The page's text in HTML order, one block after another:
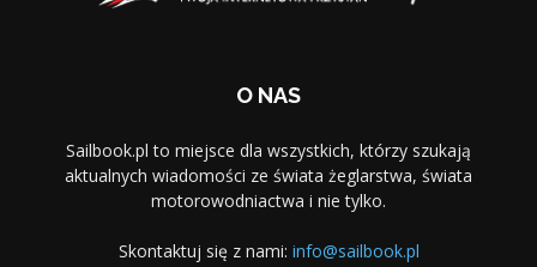
O NAS
Sailbook.pl to miejsce dla wszystkich, którzy szukają
aktualnych wiadomości ze świata żeglarstwa, świata
motorowodniactwa i nie tylko.
Skontaktuj się z nami: info@sailbook.pl